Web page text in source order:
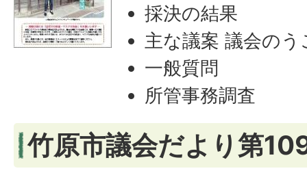
採決の結果
主な議案 議会のう
一般質問
所管事務調査
竹原市議会だより第